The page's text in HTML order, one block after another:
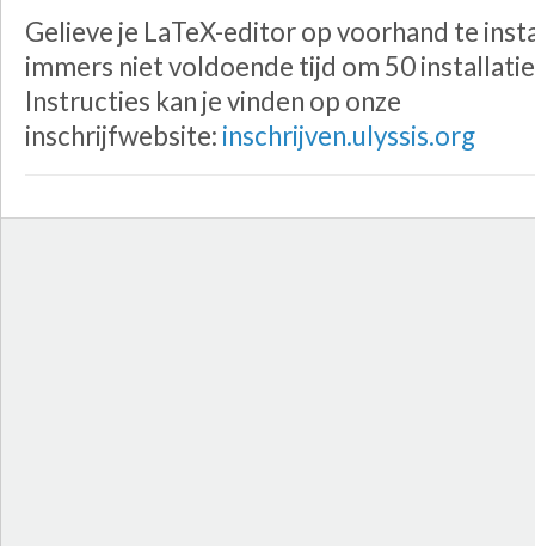
Gelieve je LaTeX-editor op voorhand te
immers niet voldoende tijd om 50
Instructies kan je vinden op onze
inschrijfwebsite: inschrijven.ulyssis.org